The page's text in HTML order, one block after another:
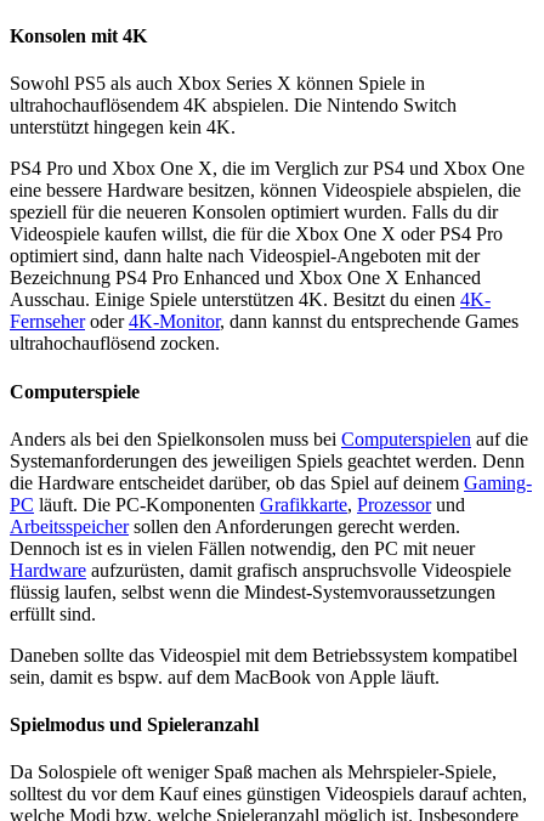
Konsolen mit 4K
Sowohl PS5 als auch Xbox Series X können Spiele in
ultrahochauflösendem 4K abspielen. Die Nintendo Switch
unterstützt hingegen kein 4K.
PS4 Pro und Xbox One X, die im Verglich zur PS4 und Xbox One
eine bessere Hardware besitzen, können Videospiele abspielen, die
speziell für die neueren Konsolen optimiert wurden. Falls du dir
Videospiele kaufen willst, die für die Xbox One X oder PS4 Pro
optimiert sind, dann halte nach Videospiel-Angeboten mit der
Bezeichnung PS4 Pro Enhanced und Xbox One X Enhanced
Ausschau. Einige Spiele unterstützen 4K. Besitzt du einen 4K-
Fernseheroder4K-Monitor, dann kannst du entsprechende Games
ultrahochauflösend zocken.
Computerspiele
Anders als bei den Spielkonsolen muss bei Computerspielen auf die
Systemanforderungen des jeweiligen Spiels geachtet werden. Denn
die Hardware entscheidet darüber, ob das Spiel auf deinem Gaming-
PC läuft. Die PC-Komponenten Grafikkarte, Prozessorund
Arbeitsspeichersollen den Anforderungen gerecht werden.
Dennoch ist es in vielen Fällen notwendig, den PC mit neuer
Hardware aufzurüsten, damit grafisch anspruchsvolle Videospiele
flüssig laufen, selbst wenn die Mindest-Systemvoraussetzungen
erfüllt sind.
Daneben sollte das Videospiel mit dem Betriebssystem kompatibel
sein, damit es bspw. auf dem MacBook von Apple läuft.
Spielmodus und Spieleranzahl
Da Solospiele oft weniger Spaß machen als Mehrspieler-Spiele,
solltest du vor dem Kauf eines günstigen Videospiels darauf achten,
welche Modi bzw. welche Spieleranzahl möglich ist. Insbesondere